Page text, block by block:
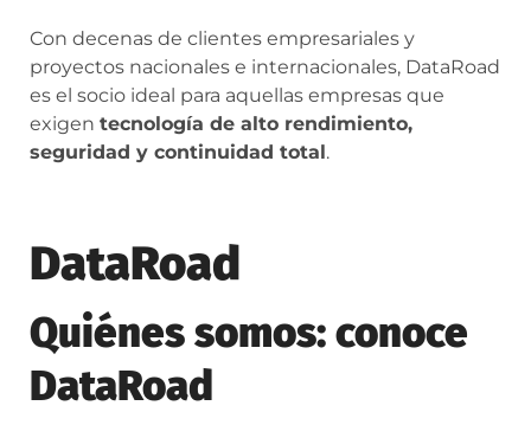
Con decenas de clientes empresariales y
proyectos nacionales e internacionales, DataRoad
es el socio ideal para aquellas empresas que
exigen tecnología de alto rendimiento,
seguridad y continuidad total.
DataRoad
Quiénes somos: conoce
DataRoad